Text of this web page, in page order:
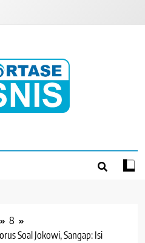
8
Soal Jokowi, Sangap: Isi